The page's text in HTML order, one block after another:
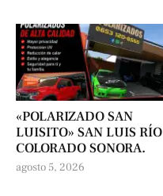
«POLARIZADO SAN
LUISITO» SAN LUIS RÍO
COLORADO SONORA.
agosto 5, 2026